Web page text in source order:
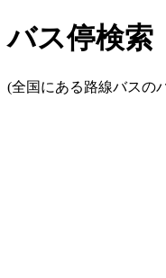
バス停検索
(全国にある路線バスの